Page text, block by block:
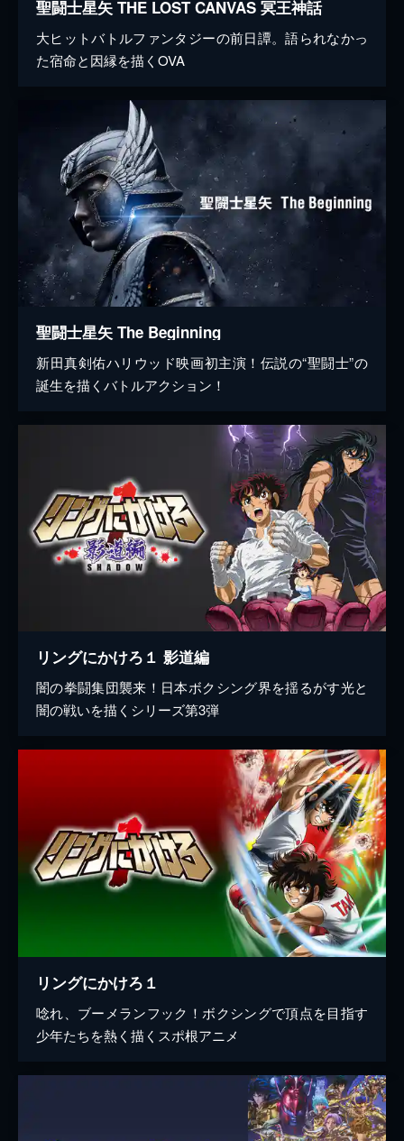
聖闘士星矢 THE LOST CANVAS 冥王神話
大ヒットバトルファンタジーの前日譚。語られなかっ
た宿命と因縁を描くOVA
聖闘士星矢 The Beginning
新田真剣佑ハリウッド映画初主演！伝説の“聖闘士”の
誕生を描くバトルアクション！
リングにかけろ１ 影道編
闇の拳闘集団襲来！日本ボクシング界を揺るがす光と
闇の戦いを描くシリーズ第3弾
リングにかけろ１
唸れ、ブーメランフック！ボクシングで頂点を目指す
少年たちを熱く描くスポ根アニメ